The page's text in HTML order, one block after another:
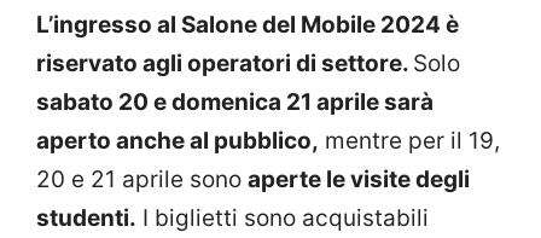
L’ingresso al Salone del Mobile 2024 è
riservato agli operatori di settore. Solo
sabato 20 e domenica 21 aprile sarà
aperto anche al pubblico, mentre per il 19,
20 e 21 aprile sono aperte le visite degli
studenti. I biglietti sono acquistabili